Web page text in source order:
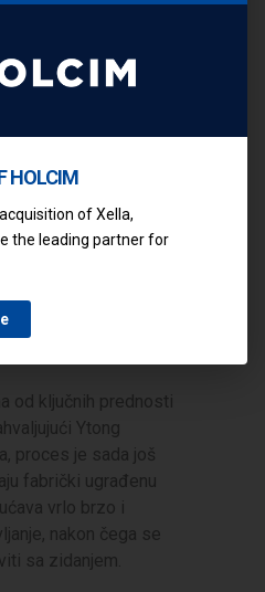
od ključnih prednosti
Ytong
proces je sada još
fabrički ugrađenu
vrlo brzo i
nakon čega se
sa zidanjem.
HOLCIM
of Xella,
the leading partner for